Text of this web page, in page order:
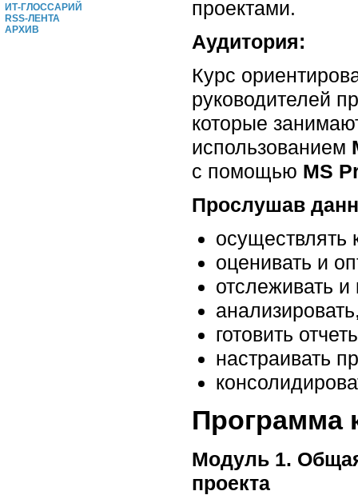
ИТ-ГЛОССАРИЙ
RSS-ЛЕНТА
АРХИВ
проектами.
Аудитория:
Курс
руководителей
которые
использованием
с помощью MS
Прослушав
осуществлять
оценивать и
отслеживать
готовить
настраивать
Программа
Модуль 1.
проекта